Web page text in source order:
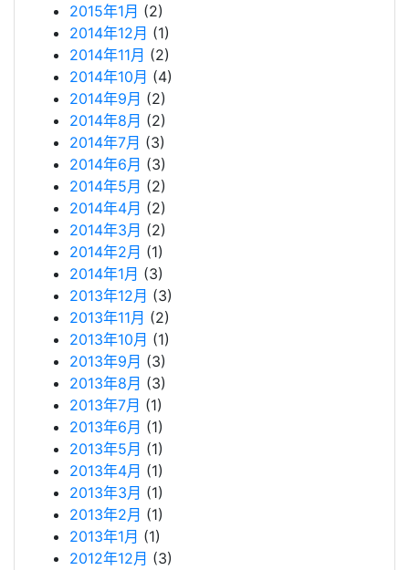
2015年1月 (2)
2014年12月 (1)
2014年11月 (2)
2014年10月 (4)
2014年9月 (2)
2014年8月 (2)
2014年7月 (3)
2014年6月 (3)
2014年5月 (2)
2014年4月 (2)
2014年3月 (2)
2014年2月 (1)
2014年1月 (3)
2013年12月 (3)
2013年11月 (2)
2013年10月 (1)
2013年9月 (3)
2013年8月 (3)
2013年7月 (1)
2013年6月 (1)
2013年5月 (1)
2013年4月 (1)
2013年3月 (1)
2013年2月 (1)
2013年1月 (1)
2012年12月 (3)